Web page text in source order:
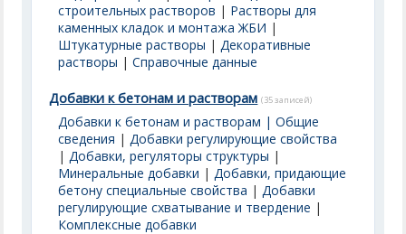
строительных растворов | Растворы для
каменных кладок и монтажа ЖБИ |
Штукатурные растворы |Декоративные
растворы |Справочные данные
Добавки к бетонам и растворам (35 записей)
Добавки к бетонам и растворам | Общие
сведения |Добавки регулирующие свойства
|Добавки, регуляторы структуры |
Минеральные добавки |Добавки, придающие
бетону специальные свойства |Добавки
регулирующие схватывание и твердение |
Комплексные добавки